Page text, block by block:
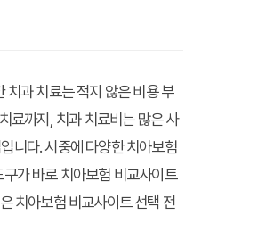
치과 치료는 적지 않은 비용 부
료까지, 치과 치료비는 많은 사
니다. 시중에 다양한 치아보험
가 바로 치아보험 비교사이트
치아보험 비교사이트 선택 전